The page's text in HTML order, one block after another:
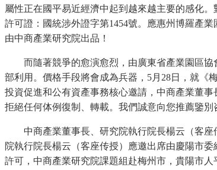
屬性正在國平易近經濟中起到越來越主要的感化
許可證：國統涉外證字第1454號。應惠州博羅產
由中商產業研究院出品！
而隨著競爭的愈演愈烈，由廣東省產業園區協
部利用。價格手段將會成為兵器，5月28日，就《
投資促進和公有資產事務核心邀請，中商產業董
拒絕任何体例復制、轉載。我們誠意向您推薦鑒別
中商產業董事長、研究院執行院長楊云（客座
院執行院長楊云（客座传授）應邀出席由慶陽市
許可，中商產業研究院課題組赴梅州市，貴陽市